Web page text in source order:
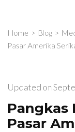
Home > Blog >
Pasar Amerika
Updated on
Pangkas
Pasar